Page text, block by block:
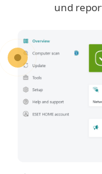
und